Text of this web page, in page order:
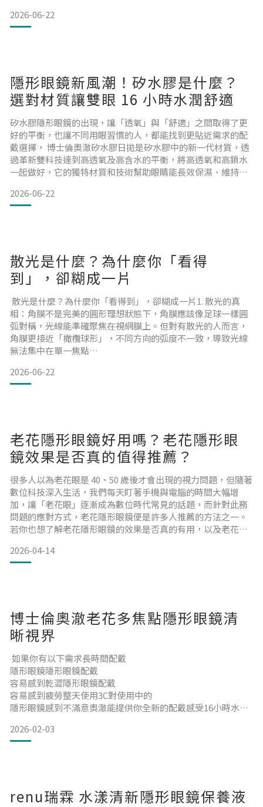
數怎麼選？避免度數不合必看流程挑選隱形眼鏡度數，需要透
過專業驗光、數據判讀以及實際配戴評估，才能找到真正適合
2026-06-22
隱形眼鏡新風潮！矽水膠是什麼？
選對材質讓雙眼 16 小時水潤舒適
矽水膠隱形眼鏡的出現，讓「透氧」與「舒適」之間取得了更
好的平衡，也讓不同用眼習慣的人，都能找到更貼近需求的配
戴選擇， 博士倫奧澈矽水膠日拋是矽水膠中的新一代材質，透
過革新雙科技達到高透氧及高含水的平衡，將高透氧和高鎖水
一起做好，它的獨特材質和技術幫助眼睛能長效保濕、維持眼
想維持穩定舒適感的人。
比較有存在感」的印象，升級成新一代矽水
2026-06-22
散光是什麼？為什麼你「看得
到」，卻糊成一片
散光是什麼？為什麼你「看得到」，卻糊成一片1. 散光的真
相：角膜不是完美的圓形理想狀態下，角膜應該像足球一樣圓
弧對稱，光線能準確聚焦在視網膜上。但對有散光的人而言，
角膜更接近「橄欖球形」，不同方向的弧度不一致，導致光線
無法集中在單一焦點
👉 散光就是光線經過眼睛聚焦到視網膜上無法形成單一焦點，
導致視力模糊或變形。結果是什麼？影像邊緣模糊、線條出現
讓散光影響更明顯？在高度數位化的生活中，我
2026-06-22
老花隱形眼鏡好用嗎？老花隱形眼
鏡效果是否真的值得推薦？
很多人以為老花眼是 40、50 歲後才會出現的視力問題，但隨著
數位科技深入生活，我們每天盯著手機與電腦的時間大幅增
加，讓「老花眼」逐漸成為數位時代常見的話題，而針對此務
問題的應對方式，老花隱形眼鏡便是許多人推薦的方法之一。
若你也想了解老花隱形眼鏡的效果是否真的有用，以及老花隱
花隱形眼鏡前，先認識什麼是老花眼隨著生活節奏加快與數位
設備高度普及，我們每天需要在不同距離之間頻繁切換視線。
2026-04-14
博士倫奧澈老花多焦點隱形眼鏡清
晰視界
如果你有以下需求長時間配戴
隱形眼鏡隱形眼鏡配戴
容易感到乾澀隱形眼鏡配戴
容易感到疲勞整天使用3C對使用中的
隱形眼鏡感到不滿意奧澈能提供你全新的配戴感受16小時水潤
鏡片含水量流失可維持在 4% 範圍內超輕薄低模數輕薄鏡片設
計好戴好拔除
多焦點日拋材質Kalifil
2026-02-03
renu瑞霖 水漾清新隱形眼鏡保養液